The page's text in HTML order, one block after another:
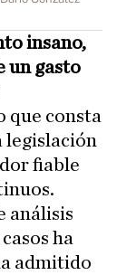
insano,
un gasto
que consta
legislación
fiable
análisis
ha
admitido